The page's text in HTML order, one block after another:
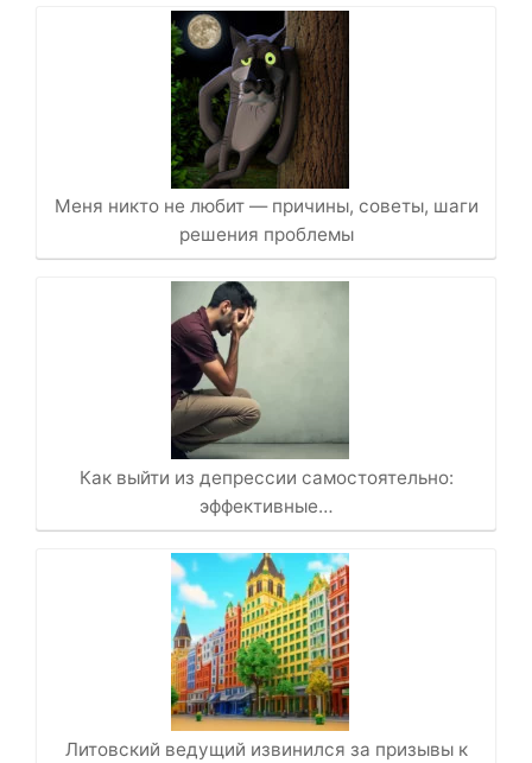
Меня никто не любит — причины, советы, шаги
решения проблемы
Как выйти из депрессии самостоятельно:
эффективные…
Литовский ведущий извинился за призывы к